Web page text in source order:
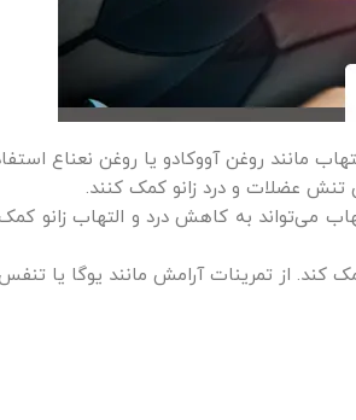
مانند روغن آووکادو یا روغن نعناع
عضلات و درد زانو کمک کنند.
می‌تواند به کاهش درد و التهاب زانو
از تمرینات آرامش مانند یوگا یا